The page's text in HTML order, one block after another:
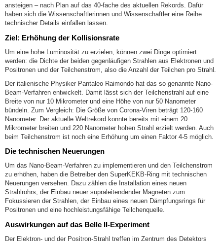
ansteigen – nach Plan auf das 40-fache des aktuellen Rekords. Dafür
haben sich die Wissenschaftlerinnen und Wissenschaftler eine Reihe
technischer Details einfallen lassen.
Ziel: Erhöhung der Kollisionsrate
Um eine hohe Luminosität zu erzielen, können zwei Dinge optimiert
werden: die Dichte der beiden gegenläufigen Strahlen aus Elektronen und
Positronen und der Teilchenstrom, also die Anzahl der Teilchen pro Strahl.
Der italienische Physiker Pantaleo Raimondo hat das so genannte Nano-
Beam-Verfahren entwickelt. Damit lässt sich der Teilchenstrahl auf eine
Breite von nur 10 Mikrometer und eine Höhe von nur 50 Nanometer
bündeln. Zum Vergleich: Die Größe von Corona-Viren beträgt 120-160
Nanometer. Der aktuelle Weltrekord konnte bereits mit einem 20
Mikrometer breiten und 220 Nanometer hohen Strahl erzielt werden. Auch
beim Teilchenstrom ist noch eine Erhöhung um einen Faktor 4-5 möglich.
Die technischen Neuerungen
Um das Nano-Beam-Verfahren zu implementieren und den Teilchenstrom
zu erhöhen, haben die Betreiber den SuperKEKB-Ring mit technischen
Neuerungen versehen. Dazu zählen die Installation eines neuen
Strahlrohrs, der Einbau neuer supraleitendender Magneten zum
Fokussieren der Strahlen, der Einbau eines neuen Dämpfungsrings für
Positronen und eine hochleistungsfähige Teilchenquelle.
Auswirkungen auf das Belle II-Experiment
Der Elektron- und der Positron-Strahl treffen im Zentrum des Detektors